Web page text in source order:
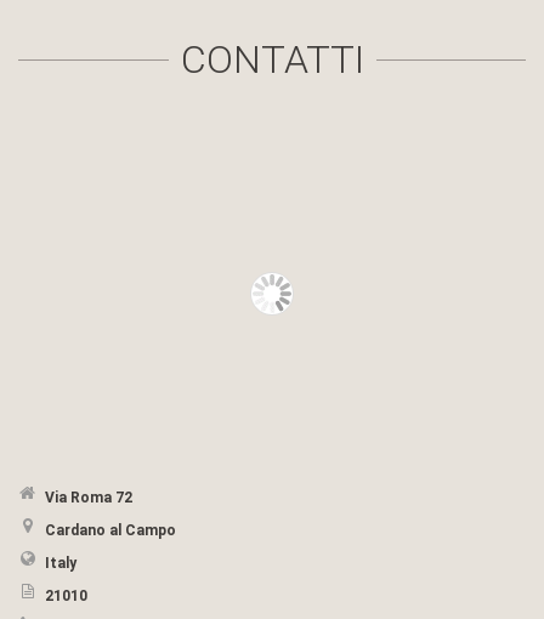
CONTATTI
Via Roma 72
Cardano al Campo
Italy
21010